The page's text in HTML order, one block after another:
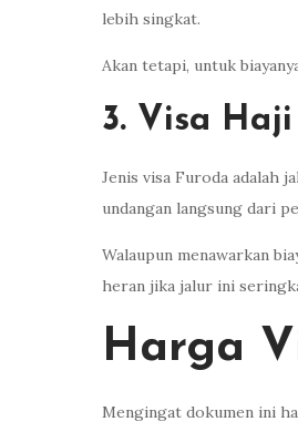
lebih singkat.
Akan tetapi, untuk
3. Visa
Jenis visa Furoda adalah
undangan langsung dari
Walaupun menawarkan
heran jika jalur ini
Harga
Mengingat dokumen ini